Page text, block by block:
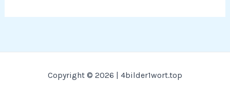
Copyright © 2026 | 4bilder1wort.top